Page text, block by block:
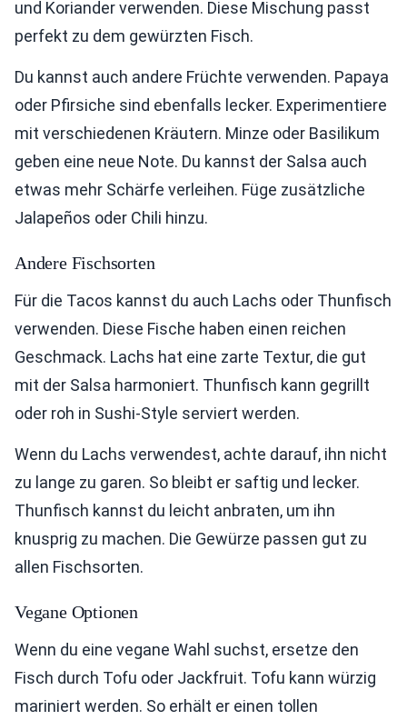
und Koriander verwenden. Diese Mischung passt
perfekt zu dem gewürzten Fisch.
Du kannst auch andere Früchte verwenden. Papaya
oder Pfirsiche sind ebenfalls lecker. Experimentiere
mit verschiedenen Kräutern. Minze oder Basilikum
geben eine neue Note. Du kannst der Salsa auch
etwas mehr Schärfe verleihen. Füge zusätzliche
Jalapeños oder Chili hinzu.
Andere Fischsorten
Für die Tacos kannst du auch Lachs oder Thunfisch
verwenden. Diese Fische haben einen reichen
Geschmack. Lachs hat eine zarte Textur, die gut
mit der Salsa harmoniert. Thunfisch kann gegrillt
oder roh in Sushi-Style serviert werden.
Wenn du Lachs verwendest, achte darauf, ihn nicht
zu lange zu garen. So bleibt er saftig und lecker.
Thunfisch kannst du leicht anbraten, um ihn
knusprig zu machen. Die Gewürze passen gut zu
allen Fischsorten.
Vegane Optionen
Wenn du eine vegane Wahl suchst, ersetze den
Fisch durch Tofu oder Jackfruit. Tofu kann würzig
mariniert werden. So erhält er einen tollen